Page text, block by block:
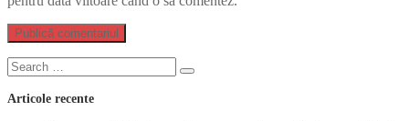
Search
for:
Search
Articole recente